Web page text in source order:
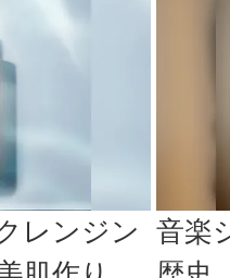
レンジン 音楽